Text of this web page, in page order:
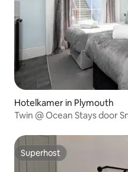
Hotelkamer in Plymouth
Twin @ Ocean Stays door
Superhost
Superhost